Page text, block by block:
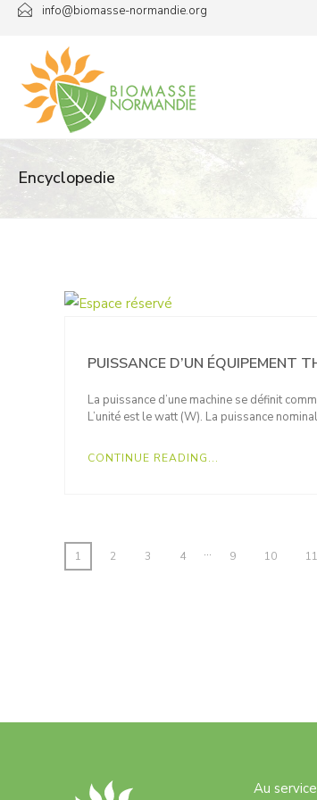
Passer
contenu
info@biomasse-normandie.org
Encyclopedie
PUISSANCE D’UN ÉQUIPEMENT
La puissance d’une machine se définit
L’unité est le watt (W). La puissance
CONTINUE READING...
1 2 3 4 … 9 10 11
Au